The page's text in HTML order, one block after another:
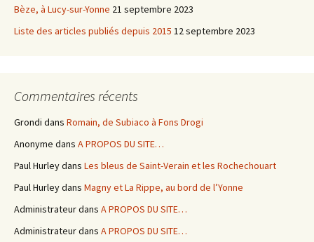
Bèze, à Lucy-sur-Yonne 21 septembre 2023
Liste des articles publiés depuis 2015 12 septembre 2023
Commentaires récents
Grondi dans Romain, de Subiaco à Fons Drogi
Anonyme dans A PROPOS DU SITE…
Paul Hurleydans Les bleus de Saint-Verain et les Rochechouart
Paul Hurleydans Magny et La Rippe, au bord de l’Yonne
Administrateurdans A PROPOS DU SITE…
Administrateurdans A PROPOS DU SITE…